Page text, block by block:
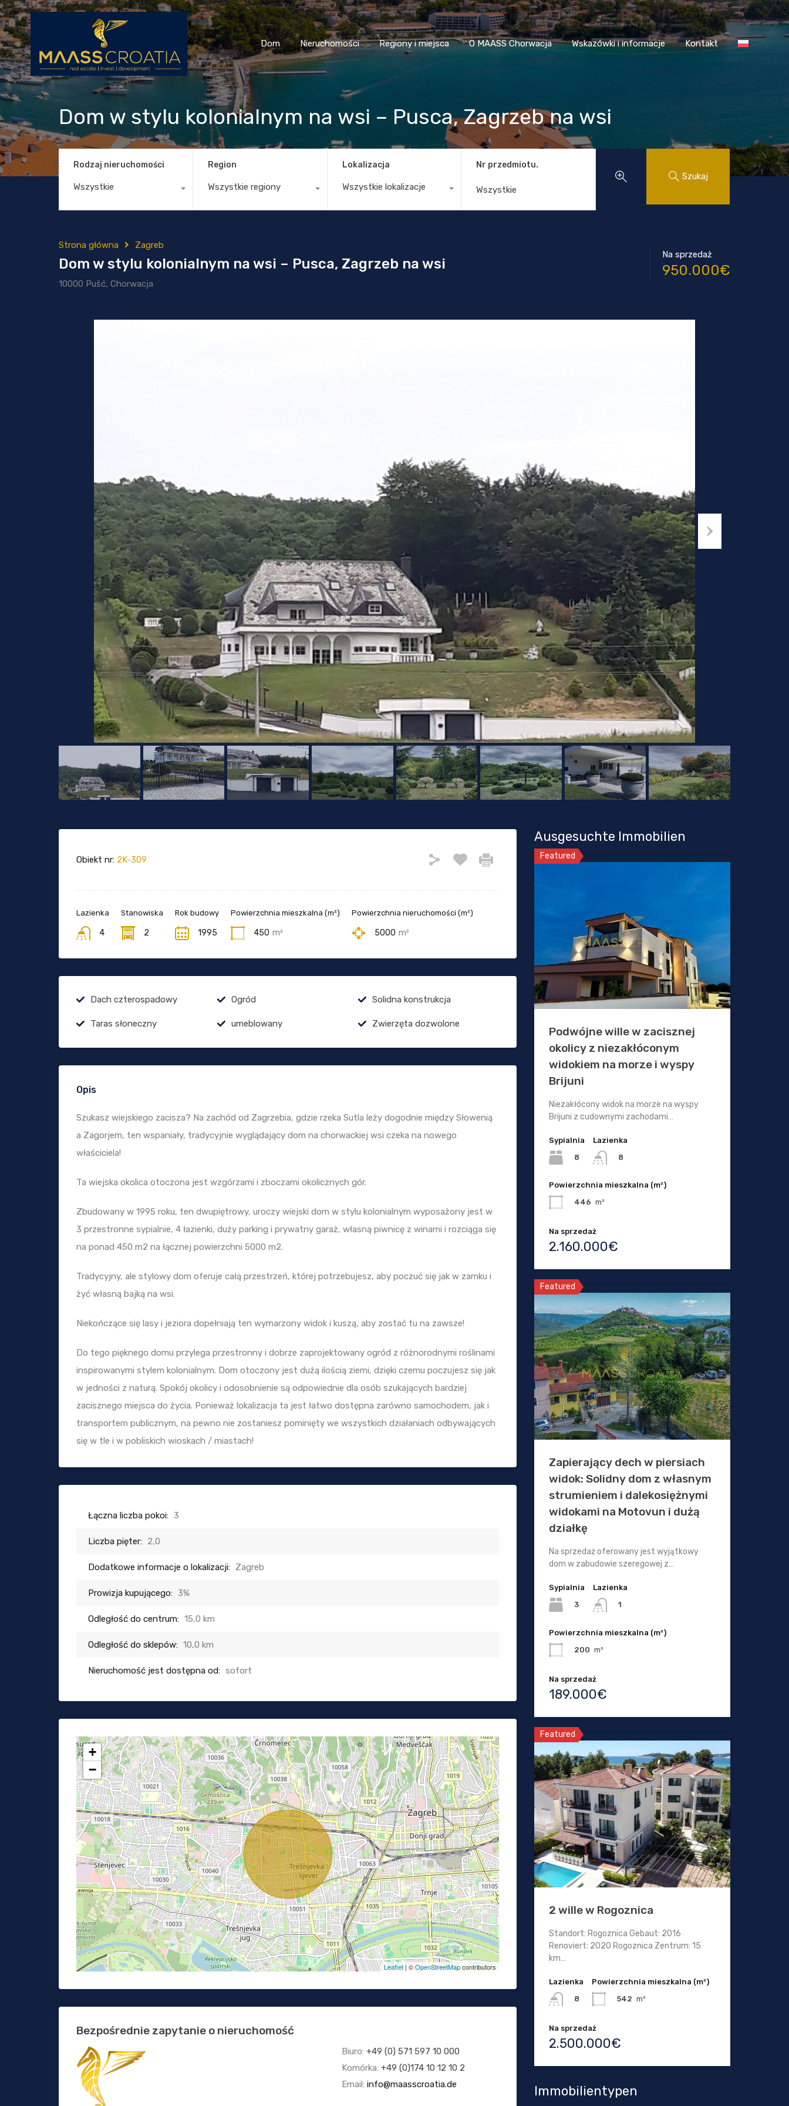
Dom Nieruchomości Regiony i miejsca O MAASS Chorwacja Wskazówki i informacje Kontakt
Dom Nieruchomości Regiony i miejsca O MAASS Chorwacja Wskazówki i informacje Kontakt
Dom w stylu kolonialnym na wsi – Pusca, Zagrzeb na wsi
Rodzaj nieruchomości
Wszystkie
Region
Wszystkie regiony
Lokalizacja
Wszystkie lokalizacje
Nr przedmiotu.
Szukaj
Strona główna Zagreb
Dom w stylu kolonialnym na wsi – Pusca, Zagrzeb na wsi
10000 Pušć, Chorwacja
Na sprzedaż
950.000€
Obiekt nr: 2K-309
Lazienka
4
Stanowiska
2
Rok budowy
1995
Powierzchnia mieszkalna (m²)
450 m²
Powierzchnia nieruchomości (m²)
5000 m²
Dach czterospadowy Ogród Solidna konstrukcja
Taras słoneczny umeblowany Zwierzęta dozwolone
Opis
Szukasz wiejskiego zacisza? Na zachód od Zagrzebia, gdzie rzeka Sutla leży dogodnie między Słowenią
a Zagorjem, ten wspaniały, tradycyjnie wyglądający dom na chorwackiej wsi czeka na nowego
właściciela!
Ta wiejska okolica otoczona jest wzgórzami i zboczami okolicznych gór.
Zbudowany w 1995 roku, ten dwupiętrowy, uroczy wiejski dom w stylu kolonialnym wyposażony jest w
3 przestronne sypialnie, 4 łazienki, duży parking i prywatny garaż, własną piwnicę z winami i rozciąga się
na ponad 450 m2 na łącznej powierzchni 5000 m2.
Tradycyjny, ale stylowy dom oferuje całą przestrzeń, której potrzebujesz, aby poczuć się jak w zamku i
żyć własną bajką na wsi.
Niekończące się lasy i jeziora dopełniają ten wymarzony widok i kuszą, aby zostać tu na zawsze!
Do tego pięknego domu przylega przestronny i dobrze zaprojektowany ogród z różnorodnymi roślinami
inspirowanymi stylem kolonialnym. Dom otoczony jest dużą ilością ziemi, dzięki czemu poczujesz się jak
w jedności z naturą. Spokój okolicy i odosobnienie są odpowiednie dla osób szukających bardziej
zacisznego miejsca do życia. Ponieważ lokalizacja ta jest łatwo dostępna zarówno samochodem, jak i
transportem publicznym, na pewno nie zostaniesz pominięty we wszystkich działaniach odbywających
się w tle i w pobliskich wioskach / miastach!
Łączna liczba pokoi: 3
Liczba pięter: 2,0
Dodatkowe informacje o lokalizacji: Zagreb
Prowizja kupującego: 3%
Odległość do centrum: 15,0 km
Odległość do sklepów: 10,0 km
Nieruchomość jest dostępna od: sofort
+
−
Leaflet| ©OpenStreetMapcontributors
Bezpośrednie zapytanie o nieruchomość
Biuro: +49 (0) 571 597 10 000
Komórka: +49 (0)174 10 12 10 2
Email: info@maasscroatia.de
Ausgesuchte Immobilien
Featured
Podwójne wille w zacisznej
okolicy z niezakłóconym
widokiem na morze i wyspy
Brijuni
Niezakłócony widok na morze na wyspy
Brijuni z cudownymi zachodami…
Sypialnia
8
Lazienka
8
Powierzchnia mieszkalna (m²)
446 m²
Na sprzedaż
2.160.000€
Featured
Zapierający dech w piersiach
widok: Solidny dom z własnym
strumieniem i dalekosiężnymi
widokami na Motovun i dużą
działkę
Na sprzedaż oferowany jest wyjątkowy
dom w zabudowie szeregowej z…
Sypialnia
3
Lazienka
1
Powierzchnia mieszkalna (m²)
200 m²
Na sprzedaż
189.000€
Featured
2 wille w Rogoznica
Standort: Rogoznica Gebaut: 2016
Renoviert: 2020 Rogoznica Zentrum: 15
km…
Lazienka
8
Powierzchnia mieszkalna (m²)
542 m²
Na sprzedaż
2.500.000€
Immobilientypen